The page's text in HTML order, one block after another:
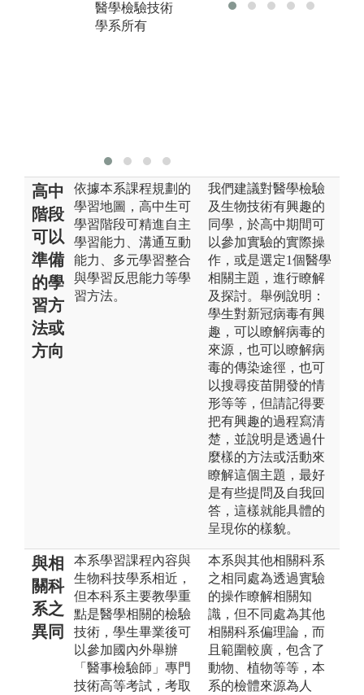
醫學檢驗技術
學系所有
決問題。
高中
階段
可以
準備
的學
習方
法或
方向
依據本系課程規劃的
學習地圖，高中生可
學習階段可精進自主
學習能力、溝通互動
能力、多元學習整合
與學習反思能力等學
習方法。
我們建議對醫學檢驗
及生物技術有興趣的
同學，於高中期間可
以參加實驗的實際操
作，或是選定1個醫學
相關主題，進行瞭解
及探討。舉例說明：
學生對新冠病毒有興
趣，可以瞭解病毒的
來源，也可以瞭解病
毒的傳染途徑，也可
以搜尋疫苗開發的情
形等等，但請記得要
把有興趣的過程寫清
楚，並說明是透過什
麼樣的方法或活動來
瞭解這個主題，最好
是有些提問及自我回
答，這樣就能具體的
呈現你的樣貌。
與相
關科
系之
異同
本系學習課程內容與
生物科技學系相近，
但本科系主要教學重
點是醫學相關的檢驗
技術，學生畢業後可
以參加國內外舉辦
「醫事檢驗師」專門
技術高等考試，考取
本系與其他相關科系
之相同處為透過實驗
的操作瞭解相關知
識，但不同處為其他
相關科系偏理論，而
且範圍較廣，包含了
動物、植物等等，本
系的檢體來源為人